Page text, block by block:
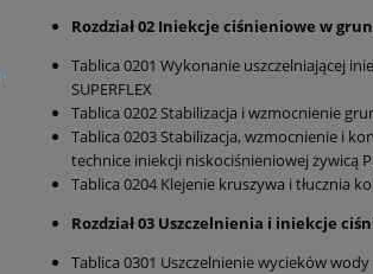
Sekocenbud Informacja o cenach
materiałów instalacyjnych IMI 2
kw. 2026
104,00 zł
116,00 zł
Rozdział 02 Iniekcje ciśnieniowe w
Tablica 0201 Wykonanie uszczelniającej
SUPERFLEX
Tablica 0202 Stabilizacja i wzmocnienie
Tablica 0203 Stabilizacja, wzmocnienie i
technice iniekcji niskociśnieniowej żywicą
Tablica 0204 Klejenie kruszywa i
Rozdział 03 Uszczelnienia i iniekcje
Tablica 0301 Uszczelnienie wycieków